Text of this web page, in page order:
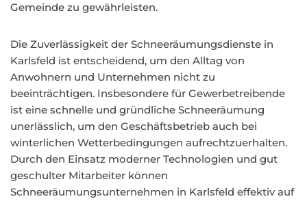
Gemeinde zu gewährleisten.
Die Zuverlässigkeit der Schneeräumungsdienste in
Karlsfeld ist entscheidend, um den Alltag von
Anwohnern und Unternehmen nicht zu
beeinträchtigen. Insbesondere für Gewerbetreibende
ist eine schnelle und gründliche Schneeräumung
unerlässlich, um den Geschäftsbetrieb auch bei
winterlichen Wetterbedingungen aufrechtzuerhalten.
Durch den Einsatz moderner Technologien und gut
geschulter Mitarbeiter können
Schneeräumungsunternehmen in Karlsfeld effektiv auf